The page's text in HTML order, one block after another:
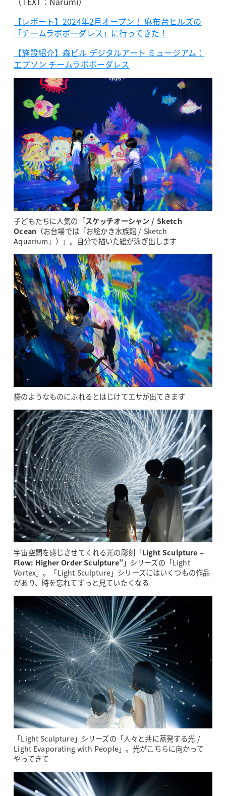
【レポート】2024年2月オープン！ 麻布台ヒルズの
「チームラボボーダレス」に行ってきた！
【施設紹介】森ビル デジタルアート ミュージアム：
エプソン チームラボボーダレス
子どもたちに人気の「スケッチオーシャン / Sketch
Ocean （お台場では「お絵かき水族館 / Sketch
Aquarium」）」。自分で描いた絵が泳ぎ出します
袋のようなものにふれるとはじけてエサが出てきます
宇宙空間を感じさせてくれる光の彫刻「Light Sculpture –
Flow: Higher Order Sculpture”」シリーズの「Light
Vortex」。「Light Sculpture」シリーズにはいくつもの作品
があり、時を忘れてずっと見ていたくなる
「Light Sculpture」シリーズの「人々と共に蒸発する光 /
Light Evaporating with People」。光がこちらに向かって
やってきて